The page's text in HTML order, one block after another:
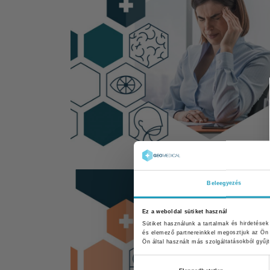
Beleegyezés
Ez a weboldal sütiket használ
Sütiket használunk a tartalmak és
és elemező partnereinkkel megosztjuk az
Ön által használt más szolgáltatásokból
Hozzájárulás